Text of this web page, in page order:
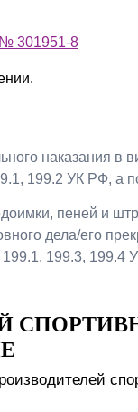
№ 301951-8
наказания в
199.2 УК РФ, а
пеней и
дела/его
199.3, 199.4